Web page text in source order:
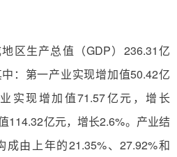
区生产总值（GDP）236.31亿
：第一产业实现增加值50.42亿
实现增加值71.57亿元，增长
114.32亿元，增长2.6%。产业结
由上年的21.35%、27.92%和